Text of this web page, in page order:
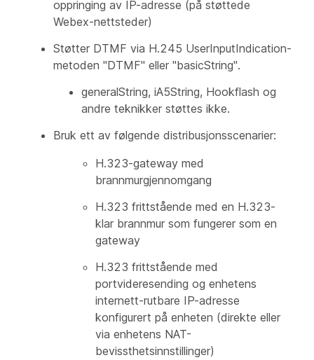
oppringing av IP-adresse (på støttede
Webex-nettsteder)
Støtter DTMF via H.245 UserInputIndication-
metoden "DTMF" eller "basicString".
generalString, iA5String, Hookflash og
andre teknikker støttes ikke.
Bruk ett av følgende distribusjonsscenarier:
H.323-gateway med
brannmurgjennomgang
H.323 frittstående med en H.323-
klar brannmur som fungerer som en
gateway
H.323 frittstående med
portvideresending og enhetens
internett-rutbare IP-adresse
konfigurert på enheten (direkte eller
via enhetens NAT-
bevissthetsinnstillinger)